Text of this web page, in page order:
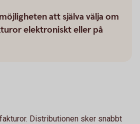
att själva välja om
elektroniskt eller på
Distributionen sker snabbt